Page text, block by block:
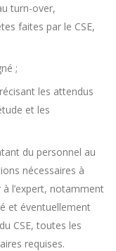
turn-over,
faites par le CSE,
;
les attendus
et les
du personnel au
nécessaires à
l’expert, notamment
et éventuellement
CSE, toutes les
requises.